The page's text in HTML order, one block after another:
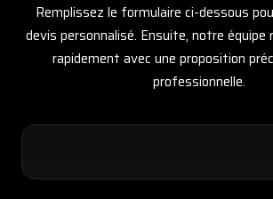
Remplissez le formulaire ci-dessous
devis personnalisé. Ensuite, notre
rapidement avec une proposition
professionnelle.